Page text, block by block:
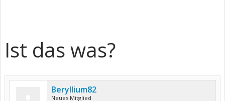
Ist das was?
Beryllium82
Neues Mitglied